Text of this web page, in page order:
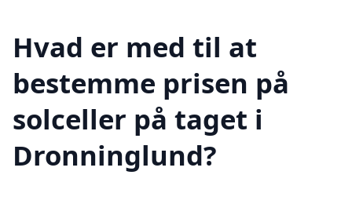
Hvad er med til at
bestemme prisen på
solceller på taget i
Dronninglund?